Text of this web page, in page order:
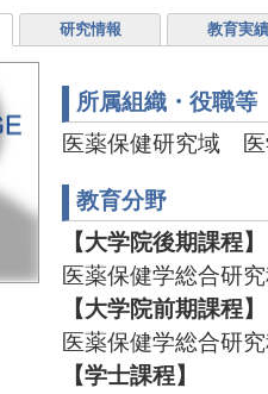
研究情報 教育実績
所属組織・役職等
医薬保健研究域 医
教育分野
【大学院後期課程】
医薬保健学総合研
【大学院前期課程】
医薬保健学総合研
【学士課程】